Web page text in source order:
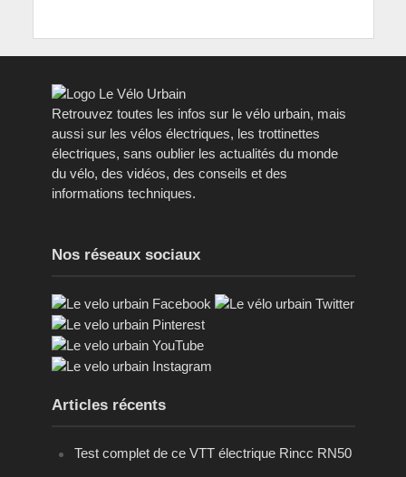
Retrouvez toutes les infos sur le vélo urbain, mais
aussi sur les vélos électriques, les trottinettes
électriques, sans oublier les actualités du monde
du vélo, des vidéos, des conseils et des
informations techniques.
Nos réseaux sociaux
Articles récents
Test complet de ce VTT électrique Rincc RN50